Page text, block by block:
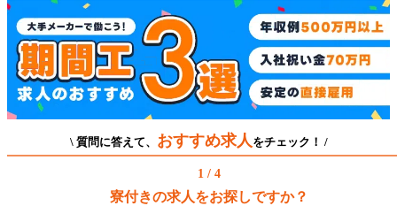
\ 質問に答えて、 おすすめ求人 をチェック！ /
1 / 4
寮付きの求人をお探しですか？